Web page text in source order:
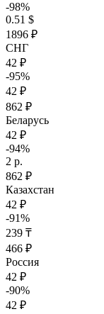
-98%
0.51 $
1896 ₽
СНГ
42 ₽
-95%
42 ₽
862 ₽
Беларусь
42 ₽
-94%
2 р.
862 ₽
Казахстан
42 ₽
-91%
239 ₸
466 ₽
Россия
42 ₽
-90%
42 ₽